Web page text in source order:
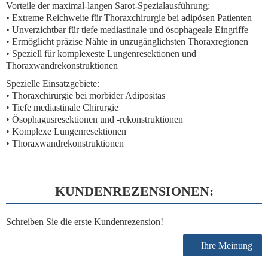
Vorteile der maximal-langen Sarot-Spezialausführung:
• Extreme Reichweite für Thoraxchirurgie bei adipösen Patienten
• Unverzichtbar für tiefe mediastinale und ösophageale Eingriffe
• Ermöglicht präzise Nähte in unzugänglichsten Thoraxregionen
• Speziell für komplexeste Lungenresektionen und
Thoraxwandrekonstruktionen
Spezielle Einsatzgebiete:
• Thoraxchirurgie bei morbider Adipositas
• Tiefe mediastinale Chirurgie
• Ösophagusresektionen und -rekonstruktionen
• Komplexe Lungenresektionen
• Thoraxwandrekonstruktionen
KUNDENREZENSIONEN:
Schreiben Sie die erste Kundenrezension!
Ihre Meinung